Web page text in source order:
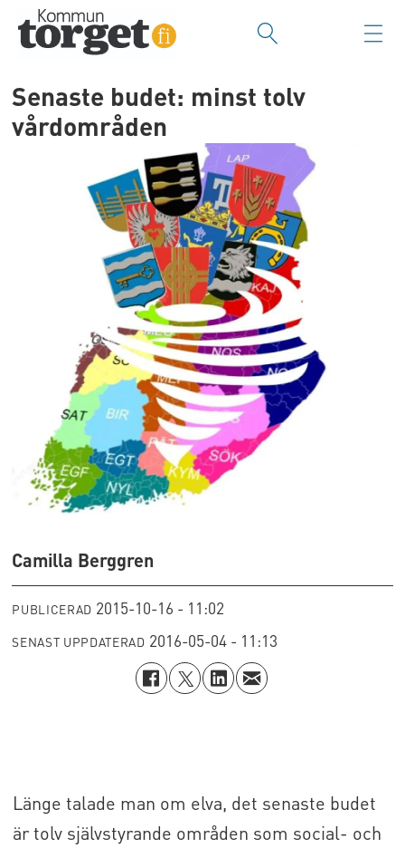
Senaste budet: minst tolv
vårdområden
Camilla Berggren
PUBLICERAD 2015-10-16 - 11:02
SENAST UPPDATERAD 2016-05-04 - 11:13
Länge talade man om elva, det senaste budet
är tolv självstyrande områden som social- och